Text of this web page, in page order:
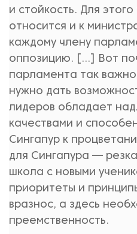
и стойкость. Для
относится и к
каждому члену
оппозицию. [...] Вот
парламента так
нужно дать
лидеров обладает
качествами и
Сингапур к
для Сингапура —
школа с новыми
приоритеты и
вразнос, а здесь
преемственность.